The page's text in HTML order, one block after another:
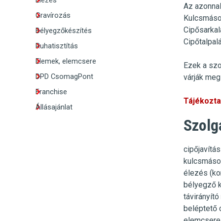
Gravírozás
Bélyegzőkészítés
Ruhatisztítás
Elemek, elemcsere
DPD CsomagPont
Franchise
Állásajánlat
Az
Ezek a
várják
élezés
bélyegző
beléptető